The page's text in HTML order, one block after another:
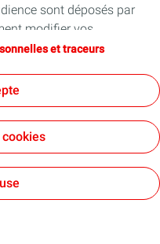
personnelles et cookies
2026
sont déposés par
modifier vos
sur le bouton « Gérer
des cookies. Dans le
», seuls les cookies
du site
vous pouvez
et traceurs